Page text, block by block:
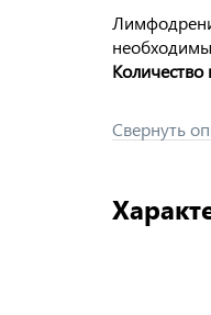
Количество
Свернуть